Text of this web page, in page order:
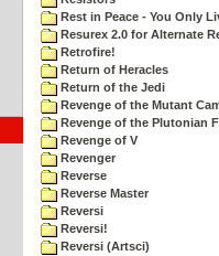
Rest in Peace - You Only
Resurex 2.0 for Alternate
Retrofire!
Return of Heracles
Return of the Jedi
Revenge of the Mutant
Revenge of the Plutonian
Revenge of V
Revenger
Reverse
Reverse Master
Reversi
Reversi!
Reversi (Artsci)